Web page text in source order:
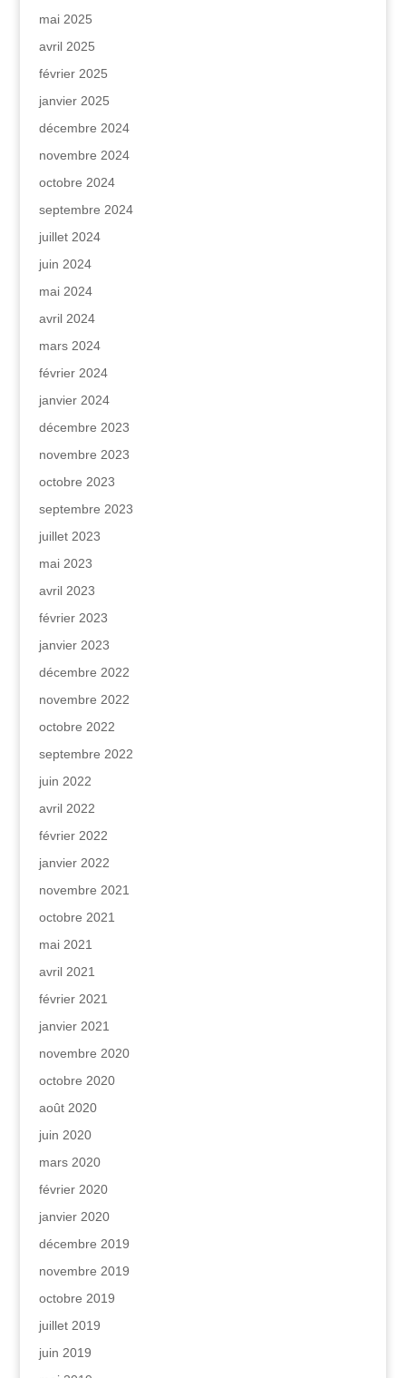
mai 2025
avril 2025
février 2025
janvier 2025
décembre 2024
novembre 2024
octobre 2024
septembre 2024
juillet 2024
juin 2024
mai 2024
avril 2024
mars 2024
février 2024
janvier 2024
décembre 2023
novembre 2023
octobre 2023
septembre 2023
juillet 2023
mai 2023
avril 2023
février 2023
janvier 2023
décembre 2022
novembre 2022
octobre 2022
septembre 2022
juin 2022
avril 2022
février 2022
janvier 2022
novembre 2021
octobre 2021
mai 2021
avril 2021
février 2021
janvier 2021
novembre 2020
octobre 2020
août 2020
juin 2020
mars 2020
février 2020
janvier 2020
décembre 2019
novembre 2019
octobre 2019
juillet 2019
juin 2019